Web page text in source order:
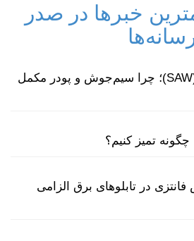
خبرها در صدر
جوشکاری زیرپودری (SAW)؛ چرا سیم‌جوش و پودر مکمل
تمیز کنیم؟
در تابلوهای برق الزامی